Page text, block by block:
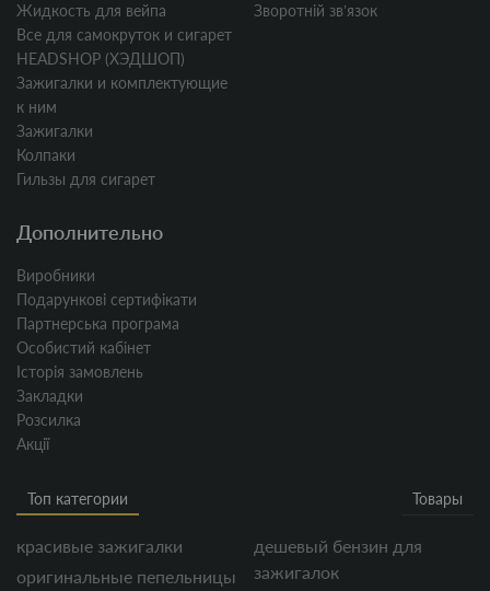
Жидкость для вейпа
Все для самокруток и сигарет
HEADSHOP (ХЭДШОП)
Зажигалки и комплектующие
к ним
Зажигалки
Колпаки
Гильзы для сигарет
Зворотній звʼязок
Дополнительно
Виробники
Подарункові сертифікати
Партнерська програма
Особистий кабінет
Історія замовлень
Закладки
Розсилка
Акції
Топ категории Товары
красивые зажигалки
оригинальные пепельницы
дешевый бензин для
зажигалок